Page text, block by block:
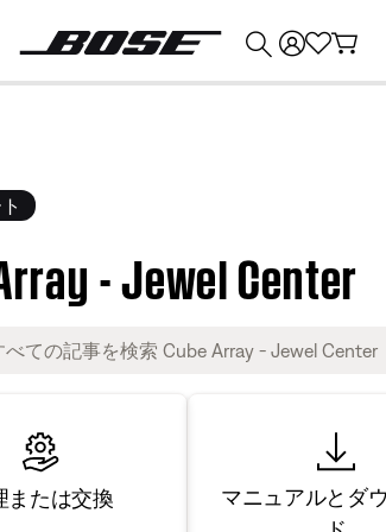
- Jewel Center
または交換
マニュアルとダ